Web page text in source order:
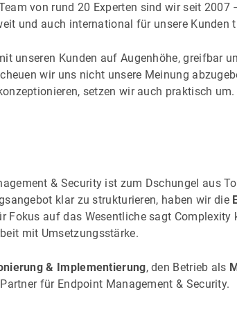
von rund 20 Experten sind wir seit
und auch international für unsere Kunden
unseren Kunden auf Augenhöhe, greifbar
wir uns nicht unsere Meinung
setzen wir auch praktisch um.
& Security ist zum Dschungel aus
klar zu strukturieren, haben wir die
Fokus auf das Wesentliche sagt
mit Umsetzungsstärke.
& Implementierung, den Betrieb als
für Endpoint Management & Security.